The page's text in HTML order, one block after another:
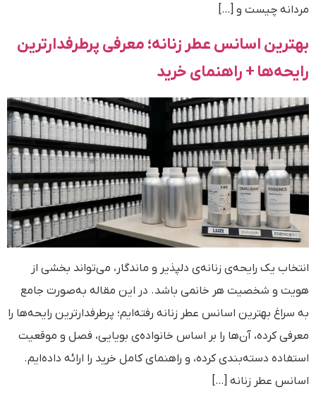
مردانه چیست و […]
بهترین اسانس عطر زنانه؛ معرفی پرطرفدارترین
رایحه‌ها + راهنمای خرید
انتخاب یک رایحه‌ی زنانه‌ی دلپذیر و ماندگار، می‌تواند بخشی از
هویت و شخصیت هر خانمی باشد. در این مقاله به‌صورت جامع
به سراغ بهترین اسانس عطر زنانه رفته‌ایم؛ پرطرفدارترین رایحه‌ها را
معرفی کرده، آن‌ها را بر اساس خانواده‌ی بویایی، فصل و موقعیت
استفاده دسته‌بندی کرده، و راهنمای کامل خرید را ارائه داده‌ایم.
اسانس عطر زنانه […]